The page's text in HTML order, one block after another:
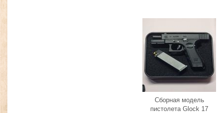
Сборная модель
пистолета Glock 17